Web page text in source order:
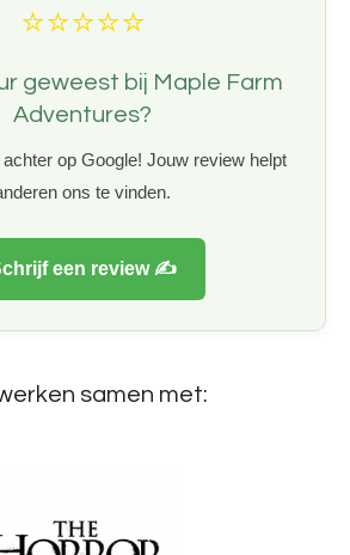
⭐⭐⭐⭐⭐
geweest bij Maple Farm
Adventures?
op Google! Jouw review helpt
ons te vinden.
een review ✍️
samen met: